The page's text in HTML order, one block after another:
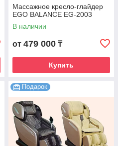
Массажное кресло-глайдер
EGO BALANCE EG-2003
В наличии
от 479 000 ₸
Купить
Подарок